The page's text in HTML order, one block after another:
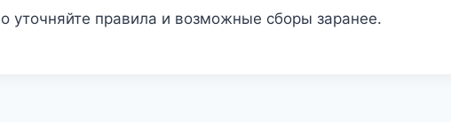
уточняйте правила и возможные сборы заранее.